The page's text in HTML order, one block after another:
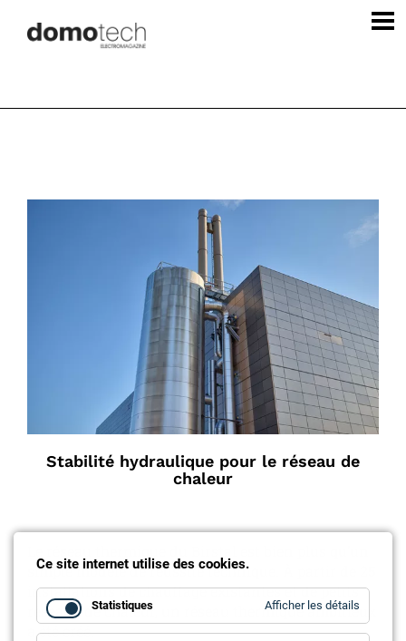
Stabilité hydraulique pour le réseau de
chaleur
simple modèle de réussite technique. À partir de 25
installations de chauffage existantes et de petits
réseaux de chaleur, un réseau thermique ambitieux
a été créé.
Ce site internet utilise des cookies.
Statistiques Afficher les détails